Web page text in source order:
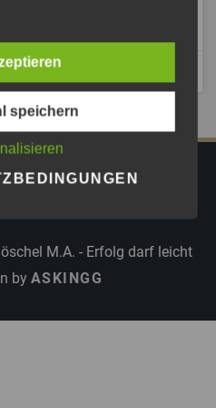
AGB
M.A. - Erfolg darf leicht
by ASKINGG
speichern